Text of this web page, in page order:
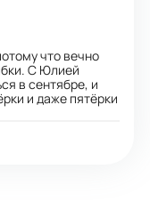
что вечно
С Юлией
в сентябре, и
и даже пятёрки